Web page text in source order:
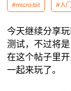
#micro:bit #入
今天继续分享
测试，不过将
在这个帖子里
一起来玩了。